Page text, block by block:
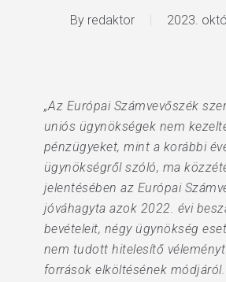
By redaktor 2023.
„Az Európai Számvevőszék
uniós ügynökségek nem
pénzügyeket, mint a korábbi
ügynökségről szóló, ma
jelentésében az Európai
jóváhagyta azok 2022. évi
bevételeit, négy ügynökség
nem tudott hitelesítő
források elköltésének